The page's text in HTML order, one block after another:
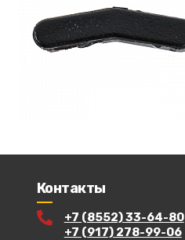
Контакты
+7 (8552) 33-64-80
+7 (917) 278-99-06